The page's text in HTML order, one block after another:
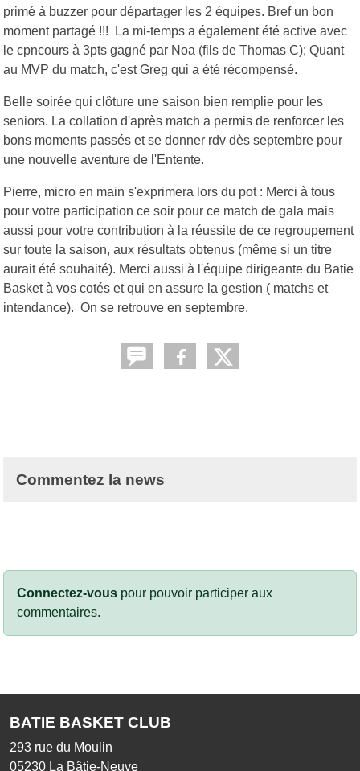
primé à buzzer pour départager les 2 équipes. Bref un bon
moment partagé !!! La mi-temps a également été active avec
le cpncours à 3pts gagné par Noa (fils de Thomas C); Quant
au MVP du match, c'est Greg qui a été récompensé.
Belle soirée qui clôture une saison bien remplie pour les
seniors. La collation d'après match a permis de renforcer les
bons moments passés et se donner rdv dès septembre pour
une nouvelle aventure de l'Entente.
Pierre, micro en main s'exprimera lors du pot : Merci à tous
pour votre participation ce soir pour ce match de gala mais
aussi pour votre contribution à la réussite de ce regroupement
sur toute la saison, aux résultats obtenus (même si un titre
aurait été souhaité). Merci aussi à l'équipe dirigeante du Batie
Basket à vos cotés et qui en assure la gestion ( matchs et
intendance). On se retrouve en septembre.
Commentez la news
Connectez-vous pour pouvoir participer aux
commentaires.
BATIE BASKET CLUB
293 rue du Moulin
05230 La Bâtie-Neuve